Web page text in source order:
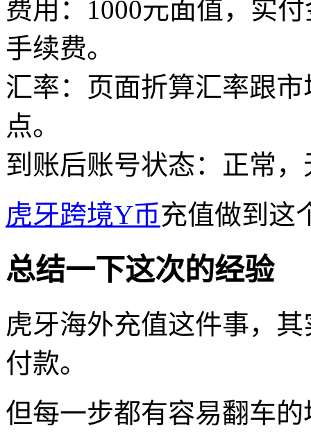
费用：1000元面值，实
手续费。
汇率：页面折算汇率跟
点。
到账后账号状态：正常
虎牙跨境Y币充值做到这
总结一下这次的经验
虎牙海外充值这件事，
付款。
但每一步都有容易翻车的